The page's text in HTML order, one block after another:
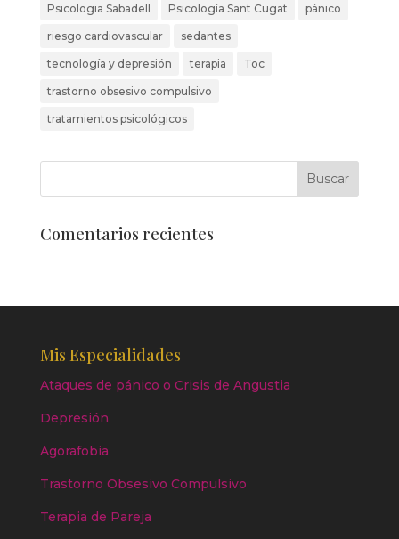
Psicologia Sabadell Psicología Sant Cugat pánico
riesgo cardiovascular sedantes
tecnología y depresión terapia Toc
trastorno obsesivo compulsivo
tratamientos psicológicos
Comentarios recientes
Mis Especialidades
Ataques de pánico o Crisis de Angustia
Depresión
Agorafobia
Trastorno Obsesivo Compulsivo
Terapia de Pareja